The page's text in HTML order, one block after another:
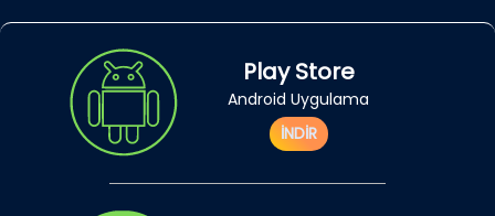
Play Store
Android Uygulama
İNDİR